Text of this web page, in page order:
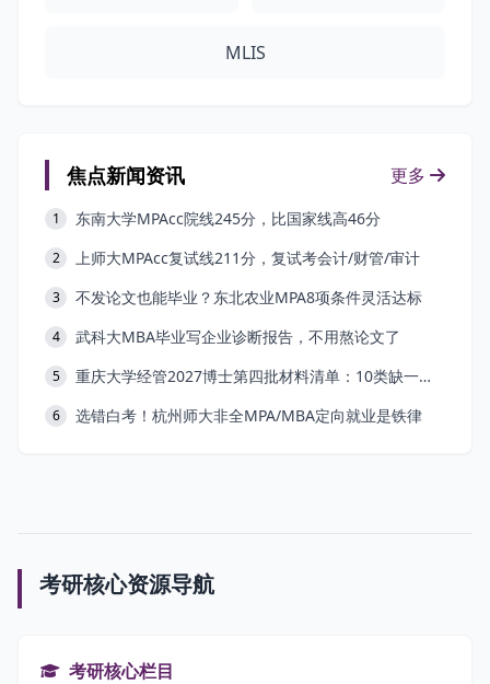
MLIS
焦点新闻资讯 更多
1 东南大学MPAcc院线245分，比国家线高46分
2 上师大MPAcc复试线211分，复试考会计/财管/审计
3 不发论文也能毕业？东北农业MPA8项条件灵活达标
4 武科大MBA毕业写企业诊断报告，不用熬论文了
5 重庆大学经管2027博士第四批材料清单：10类缺一不可
6 选错白考！杭州师大非全MPA/MBA定向就业是铁律
考研核心资源导航
考研核心栏目